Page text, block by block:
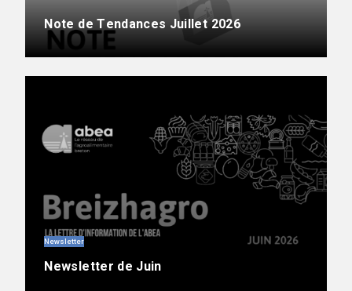
Note de Tendances Juillet 2026
Newsletter
Newsletter de Juin